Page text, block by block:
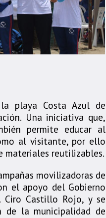
playa Costa Azul de
Una iniciativa que,
permite educar al
al visitante, por ello
materiales reutilizables.
movilizadoras de
el apoyo del Gobierno
Castillo Rojo, y se
de la municipalidad de